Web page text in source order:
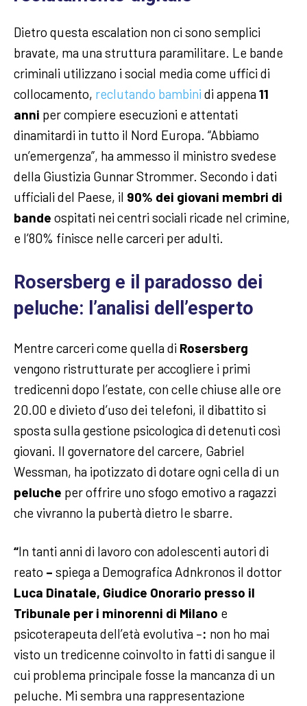
Dietro questa escalation non ci sono semplici
bravate, ma una struttura paramilitare. Le bande
criminali utilizzano i social media come uffici di
collocamento, reclutando bambini di appena 11
anni per compiere esecuzioni e attentati
dinamitardi in tutto il Nord Europa. “Abbiamo
un’emergenza”, ha ammesso il ministro svedese
della Giustizia Gunnar Strommer. Secondo i dati
ufficiali del Paese, il 90% dei giovani membri di
bande ospitati nei centri sociali ricade nel crimine,
e l’80% finisce nelle carceri per adulti.
Rosersberg e il paradosso dei
peluche: l’analisi dell’esperto
Mentre carceri come quella di Rosersberg
vengono ristrutturate per accogliere i primi
tredicenni dopo l’estate, con celle chiuse alle ore
20.00 e divieto d’uso dei telefoni, il dibattito si
sposta sulla gestione psicologica di detenuti così
giovani. Il governatore del carcere, Gabriel
Wessman, ha ipotizzato di dotare ogni cella di un
peluche per offrire uno sfogo emotivo a ragazzi
che vivranno la pubertà dietro le sbarre.
“In tanti anni di lavoro con adolescenti autori di
reato – spiega a Demografica Adnkronos il dottor
Luca Dinatale, Giudice Onorario presso il
Tribunale per i minorenni di Milano e
psicoterapeuta dell’età evolutiva –: non ho mai
visto un tredicenne coinvolto in fatti di sangue il
cui problema principale fosse la mancanza di un
peluche. Mi sembra una rappresentazione